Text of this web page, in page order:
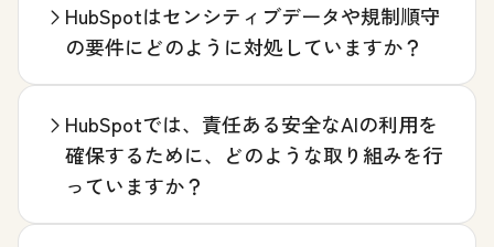
HubSpotはセンシティブデータや規制順守
の要件にどのように対処していますか？
HubSpotでは、責任ある安全なAIの利用を
確保するために、どのような取り組みを行
っていますか？